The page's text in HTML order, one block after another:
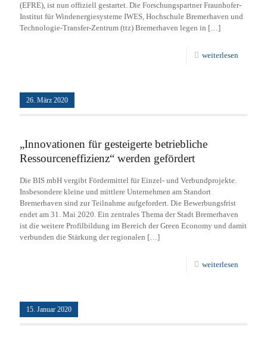
(EFRE), ist nun offiziell gestartet. Die Forschungspartner Fraunhofer-
Institut für Windenergiesysteme IWES, Hochschule Bremerhaven und
Technologie-Transfer-Zentrum (ttz) Bremerhaven legen in […]
weiterlesen
26. März 2020
„Innovationen für gesteigerte betriebliche
Ressourceneffizienz“ werden gefördert
Die BIS mbH vergibt Fördermittel für Einzel- und Verbundprojekte.
Insbesondere kleine und mittlere Unternehmen am Standort
Bremerhaven sind zur Teilnahme aufgefordert. Die Bewerbungsfrist
endet am 31. Mai 2020. Ein zentrales Thema der Stadt Bremerhaven
ist die weitere Profilbildung im Bereich der Green Economy und damit
verbunden die Stärkung der regionalen […]
weiterlesen
15. Januar 2020